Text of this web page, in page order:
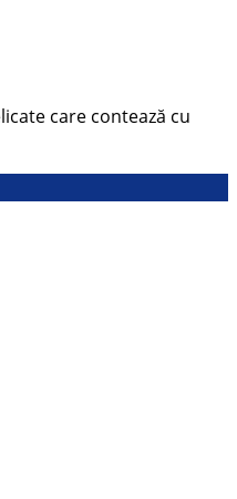
care contează cu